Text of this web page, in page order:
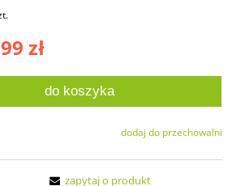
zł
do koszyka
dodaj do przechowalni
zapytaj o produkt